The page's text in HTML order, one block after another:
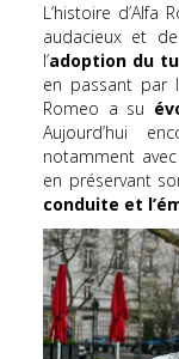
L’histoire
audacieux et
l’adoption du
en passant par
Romeo a su
Aujourd’hui
notamment avec
en préservant
conduite et